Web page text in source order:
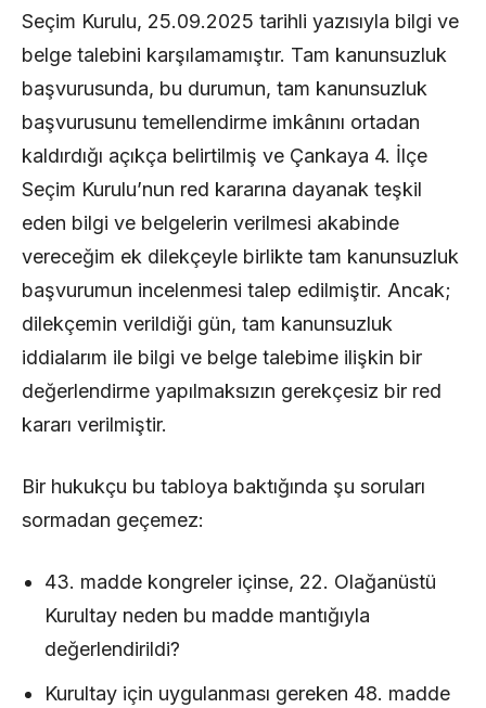
Seçim Kurulu, 25.09.2025 tarihli yazısıyla bilgi ve
belge talebini karşılamamıştır. Tam kanunsuzluk
başvurusunda, bu durumun, tam kanunsuzluk
başvurusunu temellendirme imkânını ortadan
kaldırdığı açıkça belirtilmiş ve Çankaya 4. İlçe
Seçim Kurulu’nun red kararına dayanak teşkil
eden bilgi ve belgelerin verilmesi akabinde
vereceğim ek dilekçeyle birlikte tam kanunsuzluk
başvurumun incelenmesi talep edilmiştir. Ancak;
dilekçemin verildiği gün, tam kanunsuzluk
iddialarım ile bilgi ve belge talebime ilişkin bir
değerlendirme yapılmaksızın gerekçesiz bir red
kararı verilmiştir.
Bir hukukçu bu tabloya baktığında şu soruları
sormadan geçemez:
43. madde kongreler içinse, 22. Olağanüstü
Kurultay neden bu madde mantığıyla
değerlendirildi?
Kurultay için uygulanması gereken 48. madde